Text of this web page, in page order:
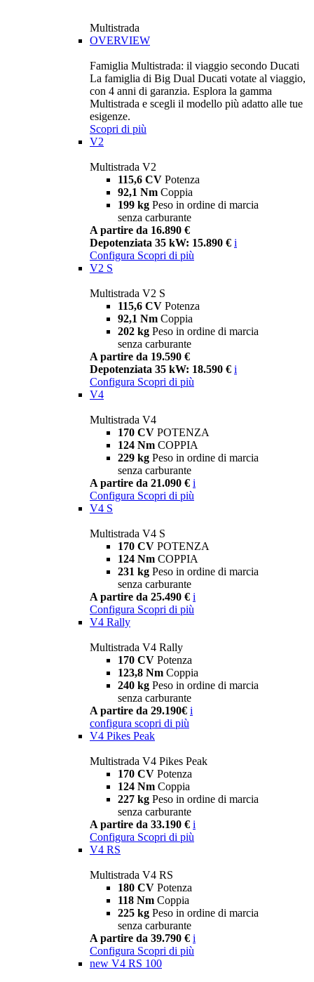
Multistrada
OVERVIEW
Famiglia Multistrada: il viaggio secondo Ducati
La famiglia di Big Dual Ducati votate al viaggio,
con 4 anni di garanzia. Esplora la gamma
Multistrada e scegli il modello più adatto alle tue
esigenze.
Scopri di più
V2
Multistrada V2
115,6 CV Potenza
92,1 Nm Coppia
199 kg Peso in ordine di marcia
senza carburante
A partire da 16.890 €
Depotenziata 35 kW: 15.890 € i
Configura Scopri di più
V2 S
Multistrada V2 S
115,6 CV Potenza
92,1 Nm Coppia
202 kg Peso in ordine di marcia
senza carburante
A partire da 19.590 €
Depotenziata 35 kW: 18.590 € i
Configura Scopri di più
V4
Multistrada V4
170 CV POTENZA
124 Nm COPPIA
229 kg Peso in ordine di marcia
senza carburante
A partire da 21.090 € i
Configura Scopri di più
V4 S
Multistrada V4 S
170 CV POTENZA
124 Nm COPPIA
231 kg Peso in ordine di marcia
senza carburante
A partire da 25.490 € i
Configura Scopri di più
V4 Rally
Multistrada V4 Rally
170 CV Potenza
123,8 Nm Coppia
240 kg Peso in ordine di marcia
senza carburante
A partire da 29.190€ i
configura scopri di più
V4 Pikes Peak
Multistrada V4 Pikes Peak
170 CV Potenza
124 Nm Coppia
227 kg Peso in ordine di marcia
senza carburante
A partire da 33.190 € i
Configura Scopri di più
V4 RS
Multistrada V4 RS
180 CV Potenza
118 Nm Coppia
225 kg Peso in ordine di marcia
senza carburante
A partire da 39.790 € i
Configura Scopri di più
new V4 RS 100